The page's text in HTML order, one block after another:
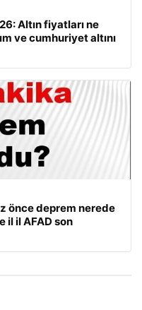
Altın fiyatları ne
ve cumhuriyet altını
önce deprem nerede
il il AFAD son